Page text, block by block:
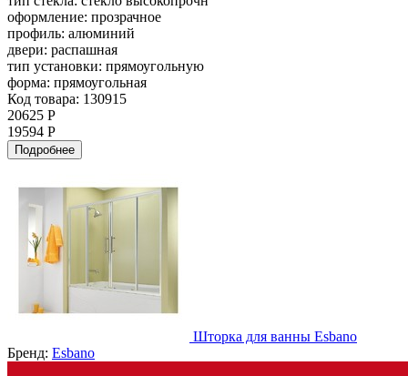
оформление: прозрачное
профиль: алюминий
двери: распашная
тип установки: прямоугольную
форма: прямоугольная
Код товара: 130915
20625 Р
19594 Р
Подробнее
Шторка для ванны Esbano
Бренд: Esbano